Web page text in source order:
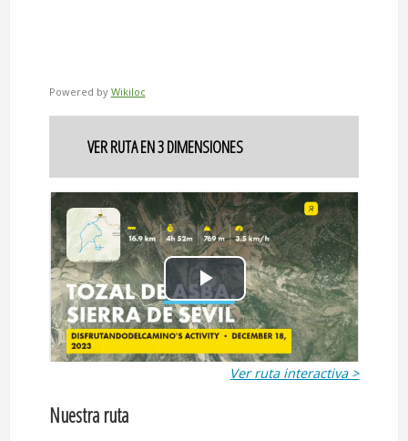
Powered by Wikiloc
VER RUTA EN 3 DIMENSIONES
Ver ruta interactiva >
Nuestra ruta